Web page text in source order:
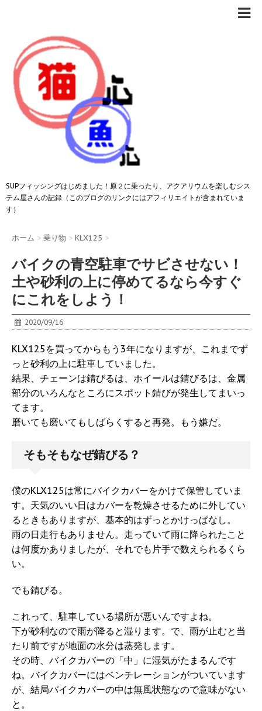
SUPフィッシングはじめました！原２に乗ったり、アクアリウムを楽しむシス
テム屋さんの記録（このブログのリンクにはアフィリエイトが含まれていま
す）
ホーム > 乗り物 > KLX125 >
バイクの青空駐車でサビさせない！
土や砂利の上に停めてるなら今すぐ
にこれをしよう！
2020/09/16
KLX125を買ってからもう3年になりますが、これまでず
っと砂利の上に駐車していました。
結果、チェーンは錆びるは、ホイールは錆びるは、金属
部分のいろんなところにスポット錆びが発生してまいっ
てます。
磨いても磨いてもしばらくすると再発。もう嫌だ。
そもそもなぜ錆びる？
僕のKLX125は常にバイクカバーをかけて保管していま
す。天気のいい日はカバーを乾燥させるために外してい
るときもありますが、基本的はずっとかけっぱなし。
雨の日走行もありません。走っていて雨に降られたこと
は何度かありましたが、それでも片手で数えられるくら
い。
でも錆びる。
これって、駐車している場所が悪いんですよね。
下が砂利なので雨が降ると湿ります。で、雨が止むと当
たり前ですが地面の水分は蒸発します。
その時、バイクカバーの「中」に湿気がたまるんです
ね。バイクカバーにはベンチレーションがついています
が、結局バイクカバーの中は無風状態なので意味がない
と。